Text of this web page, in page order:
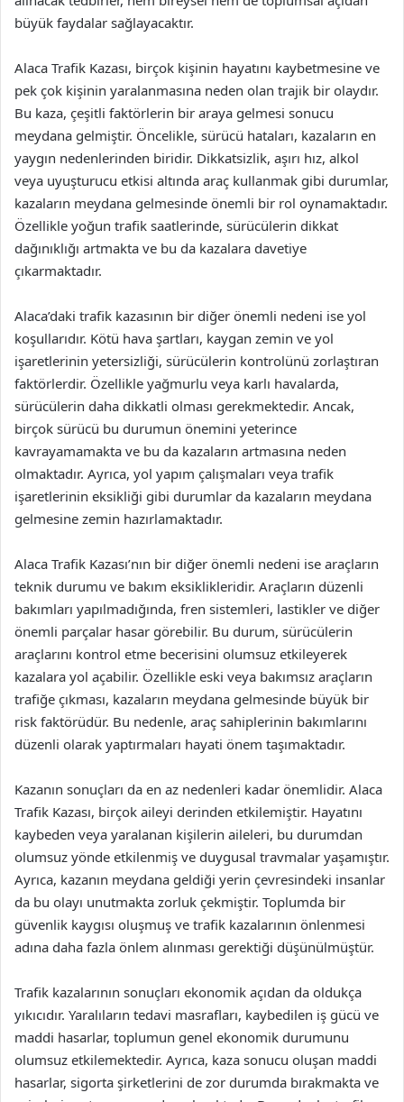
büyük faydalar sağlayacaktır.
Alaca Trafik Kazası, birçok kişinin hayatını kaybetmesine ve
pek çok kişinin yaralanmasına neden olan trajik bir olaydır.
Bu kaza, çeşitli faktörlerin bir araya gelmesi sonucu
meydana gelmiştir. Öncelikle, sürücü hataları, kazaların en
yaygın nedenlerinden biridir. Dikkatsizlik, aşırı hız, alkol
veya uyuşturucu etkisi altında araç kullanmak gibi durumlar,
kazaların meydana gelmesinde önemli bir rol oynamaktadır.
Özellikle yoğun trafik saatlerinde, sürücülerin dikkat
dağınıklığı artmakta ve bu da kazalara davetiye
çıkarmaktadır.
Alaca’daki trafik kazasının bir diğer önemli nedeni ise yol
koşullarıdır. Kötü hava şartları, kaygan zemin ve yol
işaretlerinin yetersizliği, sürücülerin kontrolünü zorlaştıran
faktörlerdir. Özellikle yağmurlu veya karlı havalarda,
sürücülerin daha dikkatli olması gerekmektedir. Ancak,
birçok sürücü bu durumun önemini yeterince
kavrayamamakta ve bu da kazaların artmasına neden
olmaktadır. Ayrıca, yol yapım çalışmaları veya trafik
işaretlerinin eksikliği gibi durumlar da kazaların meydana
gelmesine zemin hazırlamaktadır.
Alaca Trafik Kazası’nın bir diğer önemli nedeni ise araçların
teknik durumu ve bakım eksiklikleridir. Araçların düzenli
bakımları yapılmadığında, fren sistemleri, lastikler ve diğer
önemli parçalar hasar görebilir. Bu durum, sürücülerin
araçlarını kontrol etme becerisini olumsuz etkileyerek
kazalara yol açabilir. Özellikle eski veya bakımsız araçların
trafiğe çıkması, kazaların meydana gelmesinde büyük bir
risk faktörüdür. Bu nedenle, araç sahiplerinin bakımlarını
düzenli olarak yaptırmaları hayati önem taşımaktadır.
Kazanın sonuçları da en az nedenleri kadar önemlidir. Alaca
Trafik Kazası, birçok aileyi derinden etkilemiştir. Hayatını
kaybeden veya yaralanan kişilerin aileleri, bu durumdan
olumsuz yönde etkilenmiş ve duygusal travmalar yaşamıştır.
Ayrıca, kazanın meydana geldiği yerin çevresindeki insanlar
da bu olayı unutmakta zorluk çekmiştir. Toplumda bir
güvenlik kaygısı oluşmuş ve trafik kazalarının önlenmesi
adına daha fazla önlem alınması gerektiği düşünülmüştür.
Trafik kazalarının sonuçları ekonomik açıdan da oldukça
yıkıcıdır. Yaralıların tedavi masrafları, kaybedilen iş gücü ve
maddi hasarlar, toplumun genel ekonomik durumunu
olumsuz etkilemektedir. Ayrıca, kaza sonucu oluşan maddi
hasarlar, sigorta şirketlerini de zor durumda bırakmakta ve